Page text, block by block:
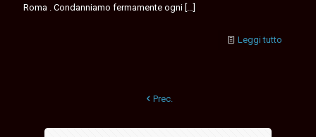
Roma . Condanniamo fermamente ogni […]
Leggi tutto
Prec.